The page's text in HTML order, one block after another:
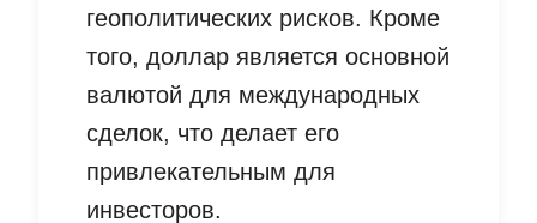
геополитических рисков. Кроме
того, доллар является основной
валютой для международных
сделок, что делает его
привлекательным для
инвесторов.